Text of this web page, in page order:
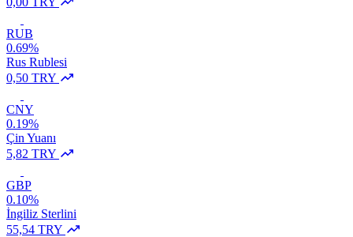
RUB
0.69%
Rus Rublesi
0,50 TRY
CNY
0.19%
Çin Yuanı
5,82 TRY
GBP
0.10%
İngiliz Sterlini
55,54 TRY